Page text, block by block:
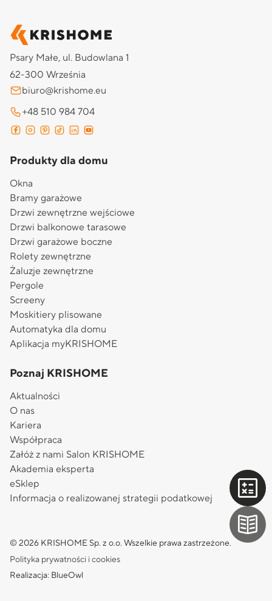
Psary Małe, ul. Budowlana 1
62-300 Września
biuro@krishome.eu
+48 510 984 704
Produkty dla domu
Okna
Bramy garażowe
Drzwi zewnętrzne wejściowe
Drzwi balkonowe tarasowe
Drzwi garażowe boczne
Rolety zewnętrzne
Żaluzje zewnętrzne
Pergole
Screeny
Moskitiery plisowane
Automatyka dla domu
Aplikacja myKRISHOME
Poznaj KRISHOME
Aktualności
O nas
Kariera
Współpraca
Załóż z nami Salon KRISHOME
Akademia eksperta
eSklep
Informacja o realizowanej strategii podatkowej
© 2026 KRISHOME Sp. z o.o. Wszelkie prawa zastrzeżone.
Polityka prywatności i cookies
Realizacja: BlueOwl